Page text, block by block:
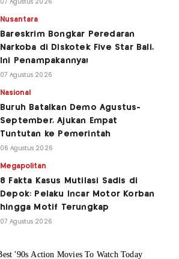
07 Agustus 2026
Nusantara
Bareskrim Bongkar Peredaran
Narkoba di Diskotek Five Star Bali,
Ini Penampakannya!
07 Agustus 2026
Nasional
Buruh Batalkan Demo Agustus-
September, Ajukan Empat
Tuntutan ke Pemerintah
06 Agustus 2026
Megapolitan
8 Fakta Kasus Mutilasi Sadis di
Depok: Pelaku Incar Motor Korban
hingga Motif Terungkap
07 Agustus 2026